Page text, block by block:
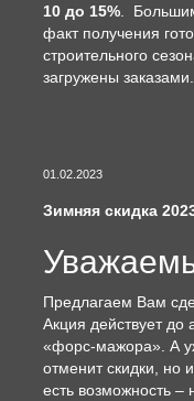
10 до 15% .
факт получения
строительного
загружены заказами.
01.02.2023
Зимняя скидка
Предлагаем Вам
Акция действует до
«форс-мажора». А
отменит скидки, но
есть возможность –